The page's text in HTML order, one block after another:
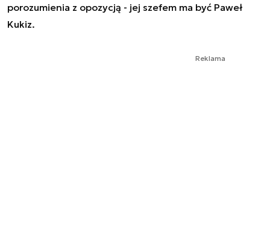
porozumienia z opozycją - jej szefem ma być Paweł
Kukiz.
Reklama